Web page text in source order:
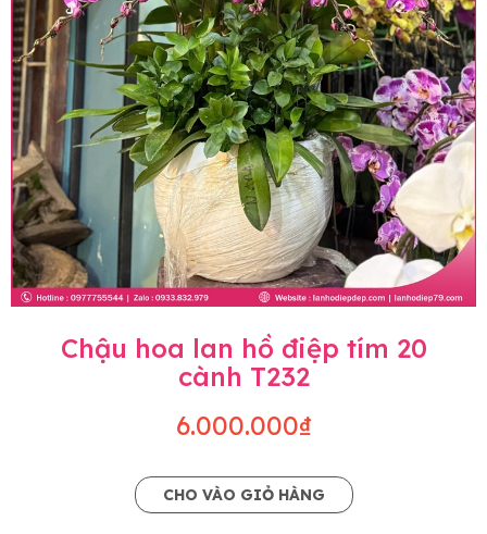
Chậu hoa lan hồ điệp tím 20
cành T232
6.000.000₫
CHO VÀO GIỎ HÀNG